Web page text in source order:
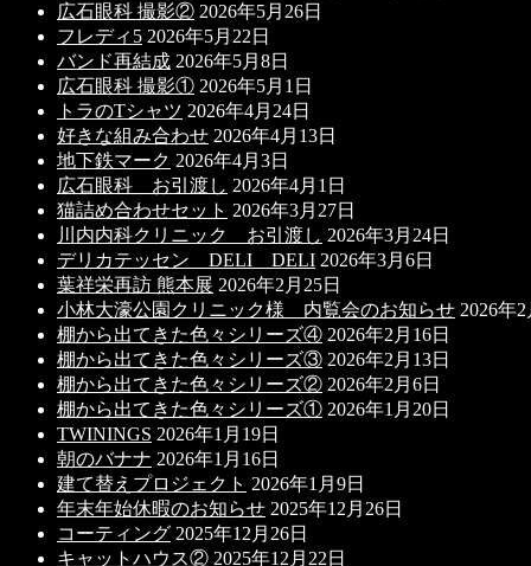
広石眼科 撮影② 2026年5月26日
フレディ5 2026年5月22日
バンド再結成 2026年5月8日
広石眼科 撮影① 2026年5月1日
トラのTシャツ 2026年4月24日
好きな組み合わせ 2026年4月13日
地下鉄マーク 2026年4月3日
広石眼科 お引渡し 2026年4月1日
猫詰め合わせセット 2026年3月27日
川内内科クリニック お引渡し 2026年3月24日
デリカテッセン DELI DELI 2026年3月6日
葉祥栄再訪 熊本展 2026年2月25日
小林大濠公園クリニック様 内覧会のお知らせ 2026年2
棚から出てきた色々シリーズ④ 2026年2月16日
棚から出てきた色々シリーズ③ 2026年2月13日
棚から出てきた色々シリーズ② 2026年2月6日
棚から出てきた色々シリーズ① 2026年1月20日
TWININGS 2026年1月19日
朝のバナナ 2026年1月16日
建て替えプロジェクト 2026年1月9日
年末年始休暇のお知らせ 2025年12月26日
コーティング 2025年12月26日
キャットハウス② 2025年12月22日